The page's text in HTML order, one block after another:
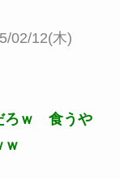
02/12(木)
ろｗ 食うや
ｗ